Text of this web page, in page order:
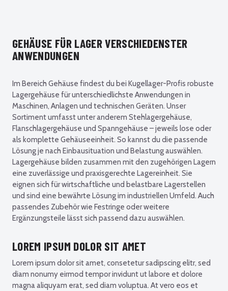
GEHÄUSE FÜR LAGER VERSCHIEDENSTER
ANWENDUNGEN
Im Bereich Gehäuse findest du bei Kugellager-Profis robuste
Lagergehäuse für unterschiedlichste Anwendungen in
Maschinen, Anlagen und technischen Geräten. Unser
Sortiment umfasst unter anderem Stehlagergehäuse,
Flanschlagergehäuse und Spanngehäuse – jeweils lose oder
als komplette Gehäuseeinheit. So kannst du die passende
Lösung je nach Einbausituation und Belastung auswählen.
Lagergehäuse bilden zusammen mit den zugehörigen Lagern
eine zuverlässige und praxisgerechte Lagereinheit. Sie
eignen sich für wirtschaftliche und belastbare Lagerstellen
und sind eine bewährte Lösung im industriellen Umfeld. Auch
passendes Zubehör wie Festringe oder weitere
Ergänzungsteile lässt sich passend dazu auswählen.
LOREM IPSUM DOLOR SIT AMET
Lorem ipsum dolor sit amet, consetetur sadipscing elitr, sed
diam nonumy eirmod tempor invidunt ut labore et dolore
magna aliquyam erat, sed diam voluptua. At vero eos et